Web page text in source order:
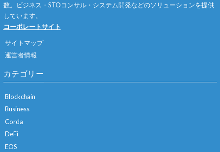
数。ビジネス・STOコンサル・システム開発などのソリューションを提供
しています。
コーポレートサイト
サイトマップ
運営者情報
カテゴリー
Blockchain
Business
Corda
DeFi
EOS